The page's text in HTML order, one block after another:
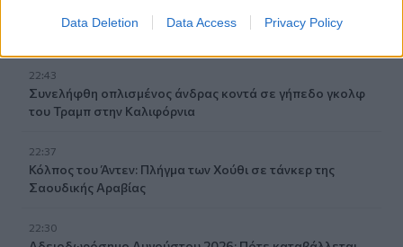
Data Deletion Data Access Privacy Policy
Φωτιά στα Αϊβαλιώτικα Βόλου
22:43
Συνελήφθη οπλισμένος άνδρας κοντά σε γήπεδο γκολφ
του Τραμπ στην Καλιφόρνια
22:37
Κόλπος του Άντεν: Πλήγμα των Χούθι σε τάνκερ της
Σαουδικής Αραβίας
22:30